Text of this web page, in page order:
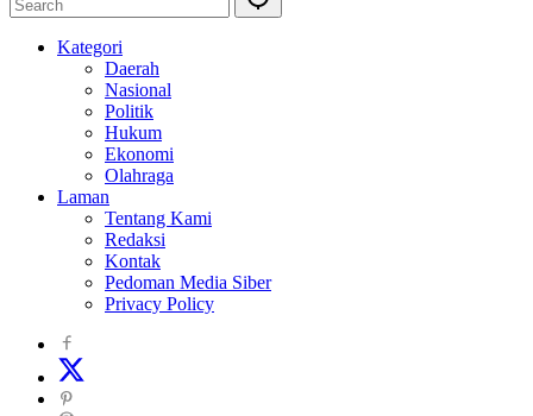
Kategori
Daerah
Nasional
Politik
Hukum
Ekonomi
Olahraga
Laman
Tentang Kami
Redaksi
Kontak
Pedoman Media Siber
Privacy Policy